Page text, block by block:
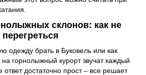
склонов: как не
одежду брать в Буковель или как
горнолыжный курорт звучат каждый
достаточно прост – все решает